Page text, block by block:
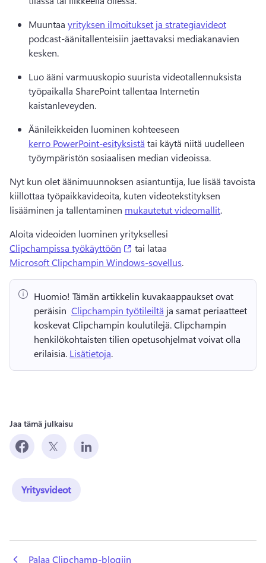
Muuntaa yrityksen ilmoitukset ja strategiavideot
podcast-äänitallenteisiin jaettavaksi mediakanavien
kesken.
Luo ääni varmuuskopio suurista videotallennuksista
työpaikalla SharePoint tallentaa Internetin
kaistanleveyden.
Äänileikkeiden luominen kohteeseen
kerro PowerPoint-esityksistä tai käytä niitä uudelleen
työympäristön sosiaalisen median videoissa.
Nyt kun olet äänimuunnoksen asiantuntija, lue lisää tavoista
kiillottaa työpaikkavideoita, kuten videotekstityksen
lisääminen ja tallentaminen mukautetut videomallit.
Aloita videoiden luominen yrityksellesi
Clipchampissa työkäyttöön
(opens in a new tab)
tai lataa
Microsoft Clipchampin Windows-sovellus.
Huomio! Tämän artikkelin kuvakaappaukset ovat
peräisin ⁠ Clipchampin työtileiltä ja samat periaatteet
koskevat Clipchampin koulutilejä. Clipchampin
henkilökohtaisten tilien opetusohjelmat voivat olla
erilaisia. Lisätietoja.
Jaa tämä julkaisu
Yritysvideot
Palaa Clipchamp-blogiin